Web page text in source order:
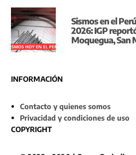
Sismos en el
2026: IGP
Moquegua, San
INFORMACIÓN
Contacto y quienes somos
Privacidad y condiciones de uso
COPYRIGHT